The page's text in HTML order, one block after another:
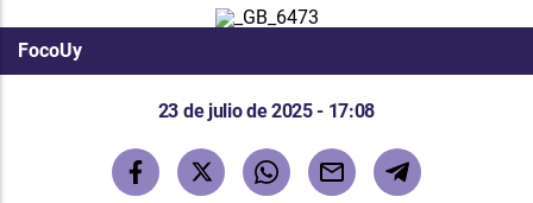
FocoUy
23 de julio de 2025 - 17:08